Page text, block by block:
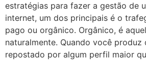
estratégias para fazer a gestão de
internet, um dos principais é o
pago ou orgânico. Orgânico, é
naturalmente. Quando você produz
repostado por algum perfil maior